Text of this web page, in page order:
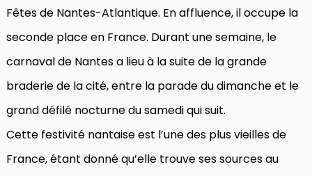
Fêtes de Nantes-Atlantique. En affluence, il occupe la
seconde place en France. Durant une semaine, le
carnaval de Nantes a lieu à la suite de la grande
braderie de la cité, entre la parade du dimanche et le
grand défilé nocturne du samedi qui suit.
Cette festivité nantaise est l’une des plus vieilles de
France, étant donné qu’elle trouve ses sources au